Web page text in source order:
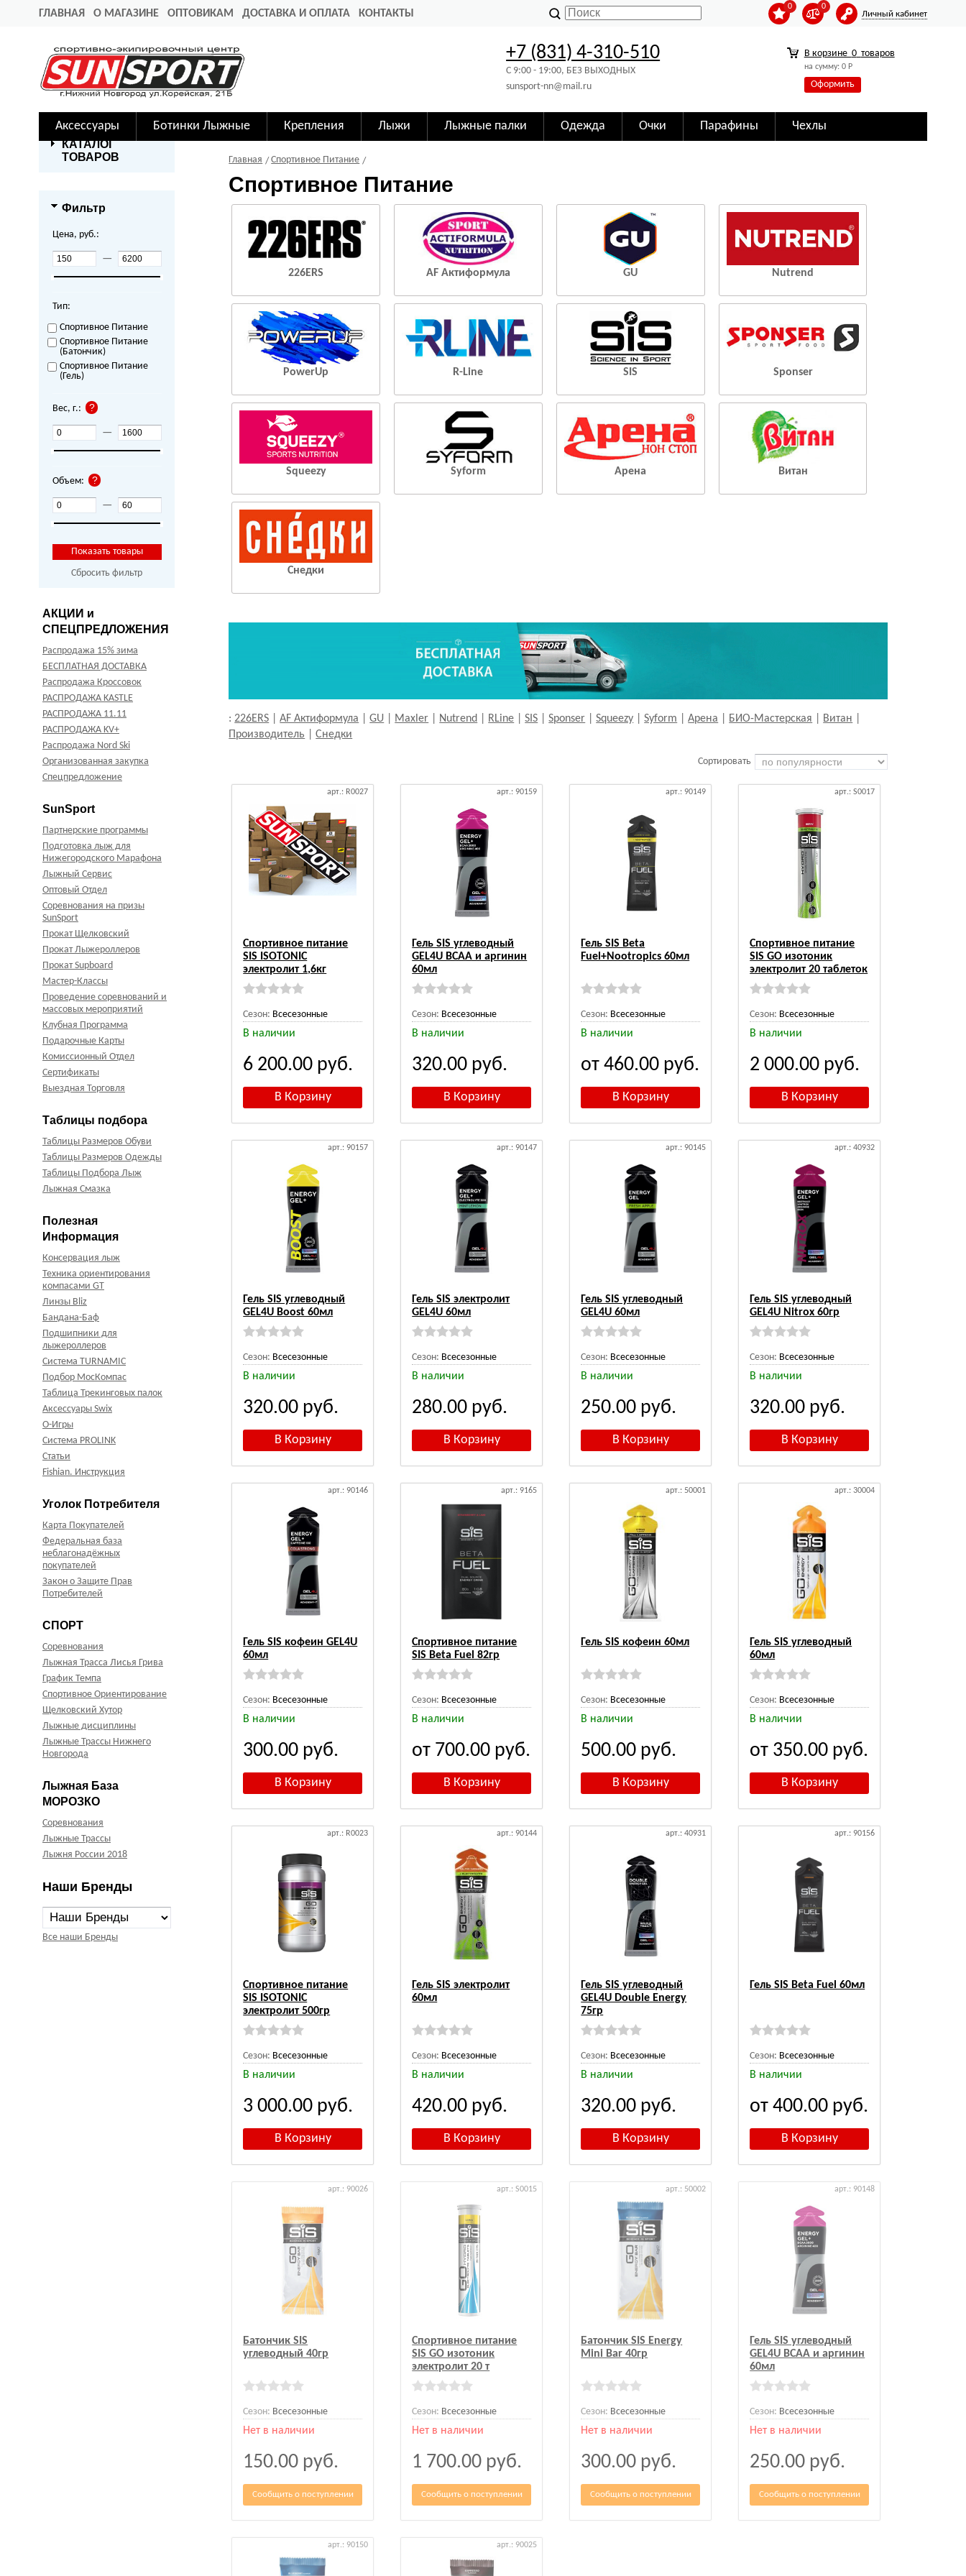
ГЛАВНАЯ О МАГАЗИНЕ ОПТОВИКАМ ДОСТАВКА И ОПЛАТА КОНТАКТЫ Личный кабинет
0
0
+7 (831) 4-310-510
C 9:00 - 19:00, БЕЗ ВЫХОДНЫХ
sunsport-nn@mail.ru
В корзине 0 товаров
на сумму: 0Р
Оформить
Аксессуары Ботинки Лыжные Крепления Лыжи Лыжные палки Одежда Очки Парафины Чехлы
КАТАЛОГ
ТОВАРОВ
Фильтр
Цена, руб.:
—
Тип:
Спортивное Питание
Спортивное Питание
(Батончик)
Спортивное Питание
(Гель)
Вес, г.:
—
Объем:
—
Сбросить фильтр
АКЦИИ и
СПЕЦПРЕДЛОЖЕНИЯ
Распродажа 15% зима
БЕСПЛАТНАЯ ДОСТАВКА
Распродажа Кроссовок
РАСПРОДАЖА KASTLE
РАСПРОДАЖА 11.11
РАСПРОДАЖА KV+
Распродажа Nord Ski
Организованная закупка
Спецпредложение
SunSport
Партнерские программы
Подготовка лыж для
Нижегородского Марафона
Лыжный Сервис
Оптовый Отдел
Соревнования на призы
SunSport
Прокат Щелковский
Прокат Лыжероллеров
Прокат Supboard
Мастер-Классы
Проведение соревнований и
массовых мероприятий
Клубная Программа
Подарочные Карты
Комиссионный Отдел
Сертификаты
Выездная Торговля
Таблицы подбора
Таблицы Размеров Обуви
Таблицы Размеров Одежды
Таблицы Подбора Лыж
Лыжная Смазка
Полезная
Информация
Консервация лыж
Техника ориентирования
компасами GT
Линзы Bliz
Бандана-Баф
Подшипники для
лыжероллеров
Система TURNAMIC
Подбор МосКомпас
Таблица Трекинговых палок
Аксессуары Swix
О-Игры
Система PROLINK
Статьи
Fishian. Инструкция
Уголок Потребителя
Карта Покупателей
Федеральная база
неблагонадёжных
покупателей
Закон о Защите Прав
Потребителей
СПОРТ
Соревнования
Лыжная Трасса Лисья Грива
График Темпа
Спортивное Ориентирование
Щелковский Хутор
Лыжные дисциплины
Лыжные Трассы Нижнего
Новгорода
Лыжная База
МОРОЗКО
Соревнования
Лыжные Трассы
Лыжня России 2018
Наши Бренды
Все наши Бренды
Главная Спортивное Питание
Спортивное Питание
226ERS AF Актиформула GU Nutrend
PowerUp R-Line SIS Sponser
Squeezy Syform Арена Витан
Снедки
:226ERS |AF Актиформула |GU Maxler Nutrend RLine |SIS |Sponser |Squeezy |Syform |Арена БИО-Мастерская Витан
Производитель |Снедки
Сортировать
арт.: R0027
Спортивное питание
SIS ISOTONIC
электролит 1,6кг
Сезон: Всесезонные
В наличии
6 200.00 руб.
арт.: 90159
Гель SIS углеводный
GEL4U BCAA и аргинин
60мл
Сезон: Всесезонные
В наличии
320.00 руб.
арт.: 90149
Гель SIS Beta
Fuel+Nootropics 60мл
Сезон: Всесезонные
В наличии
от 460.00 руб.
арт.: S0017
Спортивное питание
SIS GO изотоник
электролит 20 таблеток
Сезон: Всесезонные
В наличии
2 000.00 руб.
арт.: 90157
Гель SIS углеводный
GEL4U Boost 60мл
Сезон: Всесезонные
В наличии
320.00 руб.
арт.: 90147
Гель SIS электролит
GEL4U 60мл
Сезон: Всесезонные
В наличии
280.00 руб.
арт.: 90145
Гель SIS углеводный
GEL4U 60мл
Сезон: Всесезонные
В наличии
250.00 руб.
арт.: 40932
Гель SIS углеводный
GEL4U Nitrox 60гр
Сезон: Всесезонные
В наличии
320.00 руб.
арт.: 90146
Гель SIS кофеин GEL4U
60мл
Сезон: Всесезонные
В наличии
300.00 руб.
арт.: 9165
Спортивное питание
SIS Beta Fuel 82гр
Сезон: Всесезонные
В наличии
от 700.00 руб.
арт.: 50001
Гель SIS кофеин 60мл
Сезон: Всесезонные
В наличии
500.00 руб.
арт.: 30004
Гель SIS углеводный
60мл
Сезон: Всесезонные
В наличии
от 350.00 руб.
арт.: R0023
Спортивное питание
SIS ISOTONIC
электролит 500гр
Сезон: Всесезонные
В наличии
3 000.00 руб.
арт.: 90144
Гель SIS электролит
60мл
Сезон: Всесезонные
В наличии
420.00 руб.
арт.: 40931
Гель SIS углеводный
GEL4U Double Energy
75гр
Сезон: Всесезонные
В наличии
320.00 руб.
арт.: 90156
Гель SIS Beta Fuel 60мл
Сезон: Всесезонные
В наличии
от 400.00 руб.
арт.: 90026
Батончик SIS
углеводный 40гр
Сезон: Всесезонные
Нет в наличии
150.00 руб.
Сообщить о поступлении
арт.: S0015
Спортивное питание
SIS GO изотоник
электролит 20 т
Сезон: Всесезонные
Нет в наличии
1 700.00 руб.
Сообщить о поступлении
арт.: 50002
Батончик SIS Energy
Mini Bar 40гр
Сезон: Всесезонные
Нет в наличии
300.00 руб.
Сообщить о поступлении
арт.: 90148
Гель SIS углеводный
GEL4U BCAA и аргинин
60мл
Сезон: Всесезонные
Нет в наличии
250.00 руб.
Сообщить о поступлении
арт.: 90150 арт.: 90025